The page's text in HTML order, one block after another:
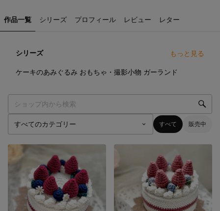
作品一覧 シリーズ プロフィール レビュー レター
シリーズ もっと見る
ケーキのあみぐるみ おもちゃ・撮影小物 ガーランド
すべて 販売中